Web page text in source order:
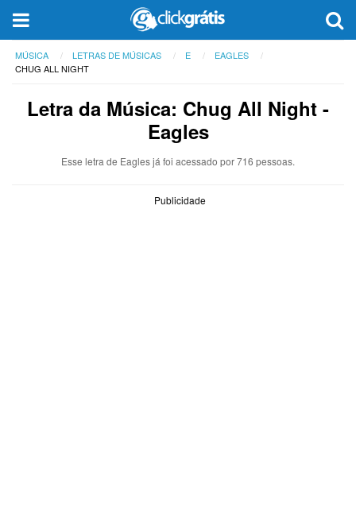
MÚSICA LETRAS DE MÚSICAS E
EAGLES
CHUG ALL NIGHT
Letra da Música: Chug All Night -
Eagles
Esse letra de Eagles já foi acessado por 716 pessoas.
Publicidade